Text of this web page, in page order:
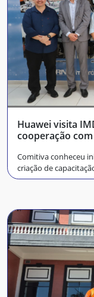
Huawei visita
cooperação
Comitiva conheceu
criação de